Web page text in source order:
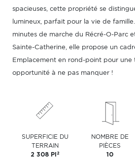
spacieuses, cette propriété se
lumineux, parfait pour la vie de
minutes de marche du Récré-O-Parc
Sainte-Catherine, elle propose un
Emplacement en rond-point pour une
opportunité à ne pas manquer !
SUPERFICIE DU
TERRAIN
2 308 PI 2
NOMBRE DE
PIÈCES
10